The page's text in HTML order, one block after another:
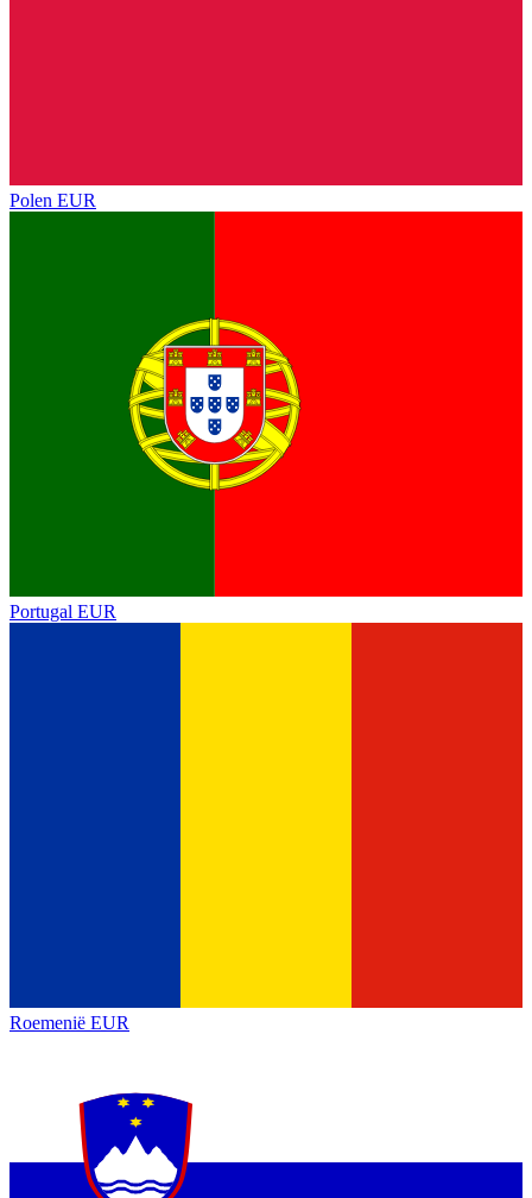
Polen EUR
Portugal EUR
Roemenië EUR